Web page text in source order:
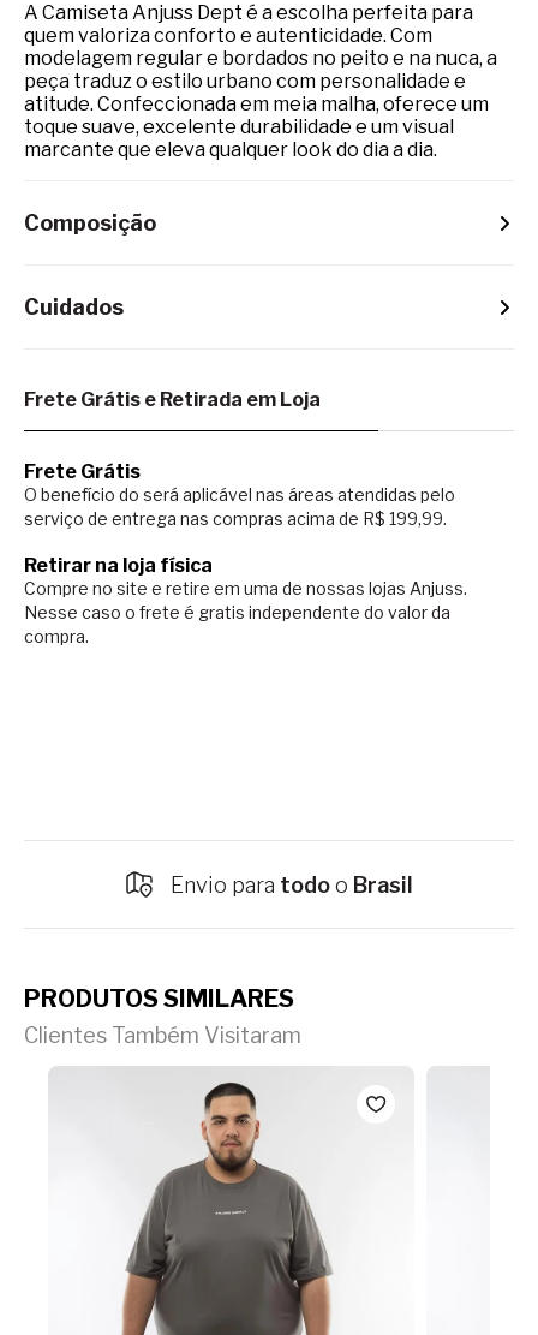
A Camiseta Anjuss Dept é a escolha perfeita para
quem valoriza conforto e autenticidade. Com
modelagem regular e bordados no peito e na nuca, a
peça traduz o estilo urbano com personalidade e
atitude. Confeccionada em meia malha, oferece um
toque suave, excelente durabilidade e um visual
marcante que eleva qualquer look do dia a dia.
Composição
Cuidados
Frete Grátis e Retirada em Loja
Frete Grátis
O benefício do será aplicável nas áreas atendidas pelo
serviço de entrega nas compras acima de R$ 199,99.
Retirar na loja física
Compre no site e retire em uma de nossas lojas Anjuss.
Nesse caso o frete é gratis independente do valor da
compra.
Envio para todoo Brasil
PRODUTOS SIMILARES
Clientes Também Visitaram